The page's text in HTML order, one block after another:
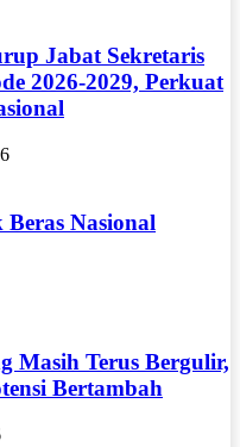
Jabat Sekretaris
2026-2029, Perkuat
Nasional
Masih Terus Bergulir,
Bertambah